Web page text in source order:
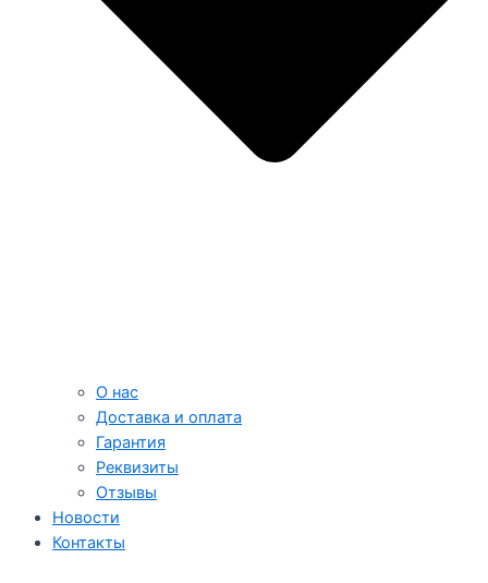
О нас
Доставка и оплата
Гарантия
Реквизиты
Отзывы
Новости
Контакты